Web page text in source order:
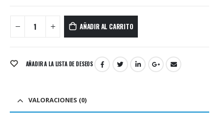
AÑADIR AL CARRITO
AÑADIR A LA LISTA DE DESEOS
VALORACIONES (0)